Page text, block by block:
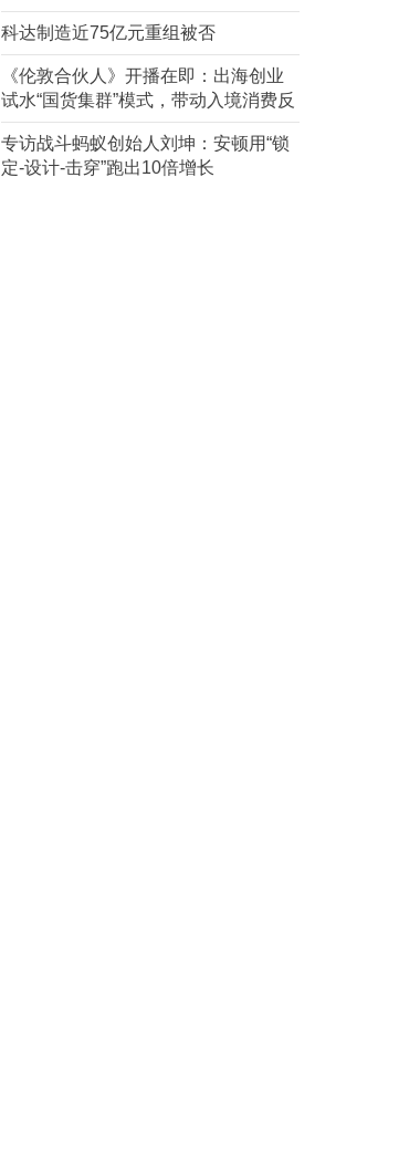
科达制造近75亿元重组被否
《伦敦合伙人》开播在即：出海创业
试水“国货集群”模式，带动入境消费反
向种草
专访战斗蚂蚁创始人刘坤：安顿用“锁
定-设计-击穿”跑出10倍增长